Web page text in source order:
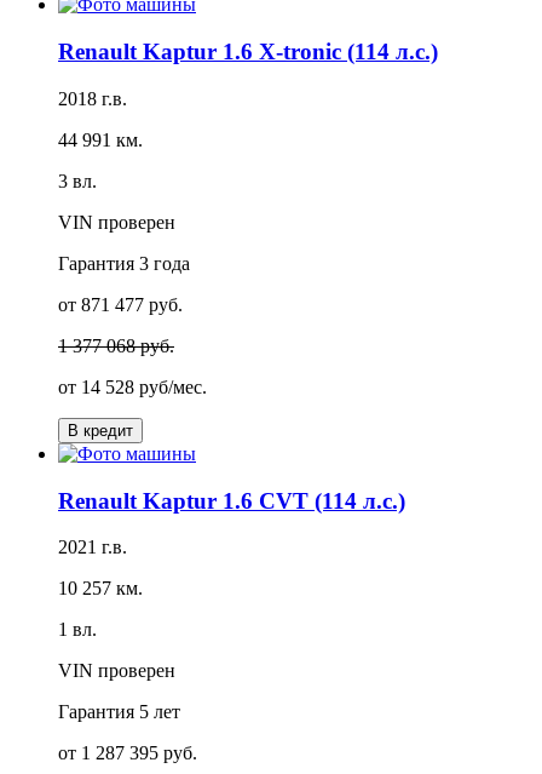
Renault Kaptur 1.6 X-tronic (114 л.с.)
2018 г.в.
44 991 км.
3 вл.
VIN проверен
Гарантия 3 года
от 871 477 руб.
1 377 068 руб.
от 14 528 руб/мес.
В кредит
Renault Kaptur 1.6 CVT (114 л.с.)
2021 г.в.
10 257 км.
1 вл.
VIN проверен
Гарантия 5 лет
от 1 287 395 руб.